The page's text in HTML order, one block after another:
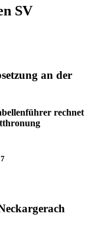
SV
an der
rechnet